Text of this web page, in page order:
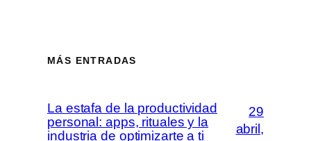
MÁS ENTRADAS
La estafa de la productividad
personal: apps, rituales y la
industria de optimizarte a ti
29
abril,